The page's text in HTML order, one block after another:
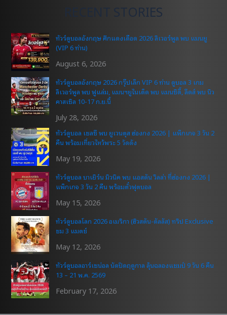
RECENT STORIES
ทัวร์ดูบอลอังกฤษ ศึกแดงเดือด 2026 ลิเวอร์พูล พบ แมนยู
(VIP 6 ท่าน)
August 6, 2026
ทัวร์ดูบอลอังกฤษ 2026 กรุ๊ปเล็ก VIP 6 ท่าน ดูบอล 3 เกม
ลิเวอร์พูล พบ ฟูแล่ม, แมนฯยูไนเต็ด พบ แมนซิตี้, ลีดส์ พบ นิว
คาสเซิล 10-17 ก.ย.นี้
July 28, 2026
ทัวร์ดูบอล เชลซี พบ ยูเวนตุส ฮ่องกง 2026 | แพ็กเกจ 3 วัน 2
คืน พร้อมเที่ยวไหว้พระ 5 วัดดัง
May 19, 2026
ทัวร์ดูบอล บาเยิร์น มิวนิค พบ แอสตัน วิลล่า ที่ฮ่องกง 2026 |
แพ็กเกจ 3 วัน 2 คืน พร้อมตั๋วฟุตบอล
May 15, 2026
ทัวร์ดูบอลโลก 2026 อเมริกา (ฮิวสตัน-ดัลลัส) ทริป Exclusive
ชม 3 แมตช์
May 12, 2026
ทัวร์ดูบอลอาร์เซน่อล นัดปิดฤดูกาล ลุ้นฉลองแชมป์ 9 วัน 6 คืน
13 – 21 พ.ค. 2569
February 17, 2026